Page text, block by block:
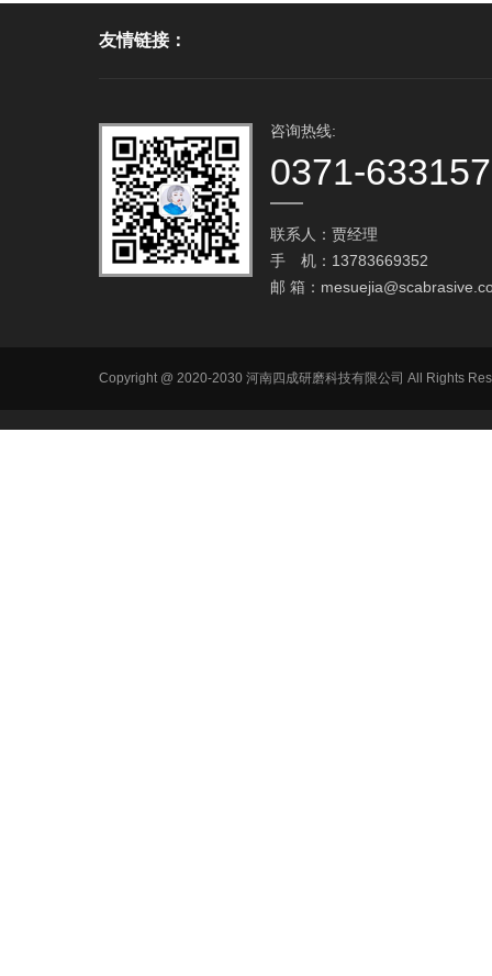
友情链接：
咨询热线:
0371-
联系人：贾经理
手 机：13783669352
邮 箱：
Copyright @ 2020-2030 河南四成研磨科技有限公司 All Rights